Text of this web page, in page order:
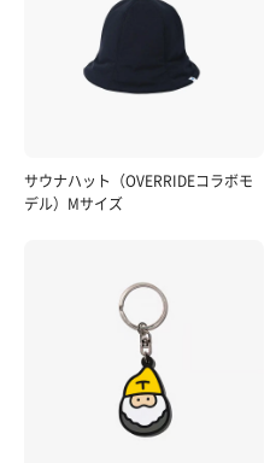
サウナハット（OVERRIDEコラボモ
デル）Mサイズ